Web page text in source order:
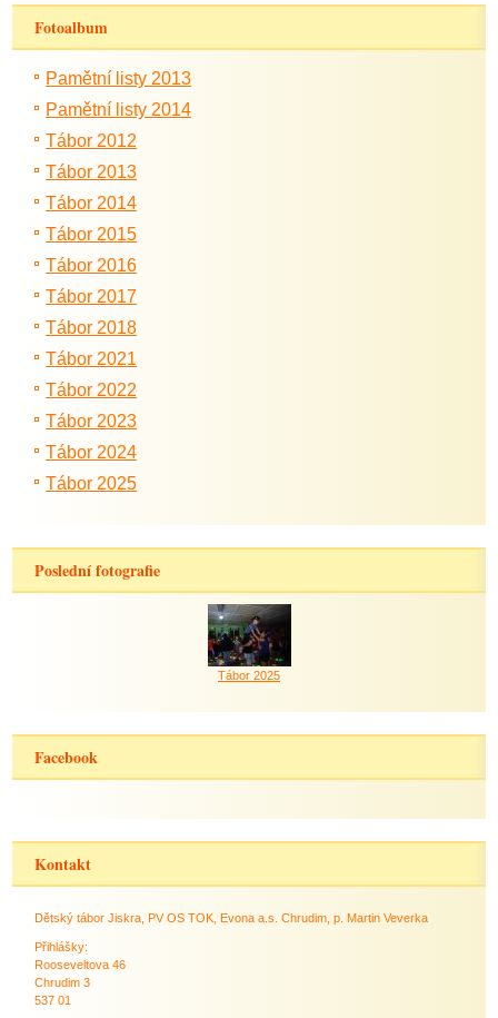
Fotoalbum
Pamětní listy 2013
Pamětní listy 2014
Tábor 2012
Tábor 2013
Tábor 2014
Tábor 2015
Tábor 2016
Tábor 2017
Tábor 2018
Tábor 2021
Tábor 2022
Tábor 2023
Tábor 2024
Tábor 2025
Poslední fotografie
Tábor 2025
Facebook
Kontakt
Dětský tábor Jiskra, PV OS TOK, Evona a.s. Chrudim, p. Martin Veverka
Přihlášky:
Rooseveltova 46
Chrudim 3
537 01